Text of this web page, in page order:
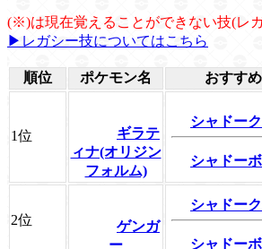
(※)は現在覚えることができない技(レガ
▶レガシー技についてはこちら
順位 ポケモン名 おすす
1位
ギラテ
ィナ(オリジン
フォルム)
シャドー
シャドー
2位
ゲンガ
ー
シャドー
シャドー